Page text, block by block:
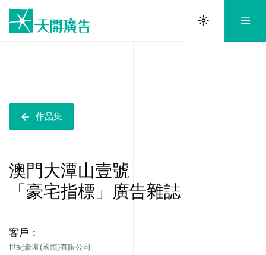
作品集
澳門大潭山壹號
「豪宅指標」廣告雜誌
客戶：
世紀豪園(國際)有限公司